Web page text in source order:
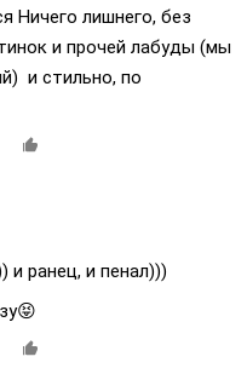
Ничего лишнего, без
и прочей лабуды (мы
и стильно, по
и ранец, и пенал)))